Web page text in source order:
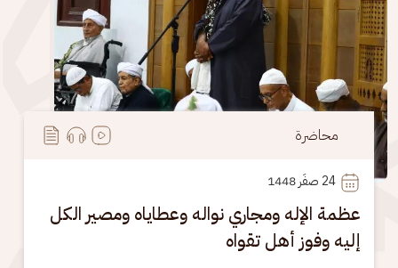
محاضرة
24 صفَر 1448
عظمة الإله ومجاري نواله وعطاياه ومصير الكل
إليه وفوز أهل تقواه